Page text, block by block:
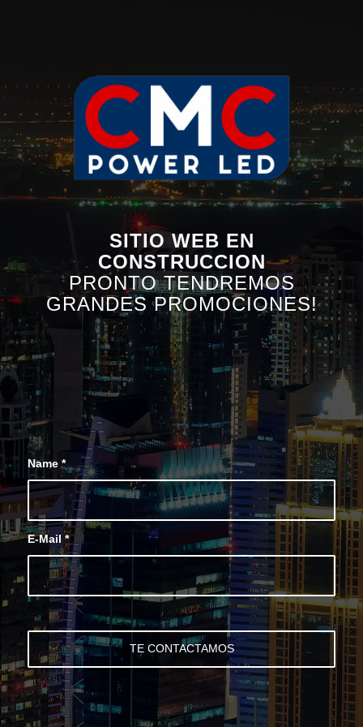
SITIO WEB EN
CONSTRUCCION
PRONTO TENDREMOS
GRANDES PROMOCIONES!
0
Dias
0
Horas
0
Minutos
0
Segundos
Name*
E-Mail *